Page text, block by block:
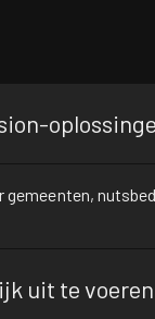
gemeenten,
uit te